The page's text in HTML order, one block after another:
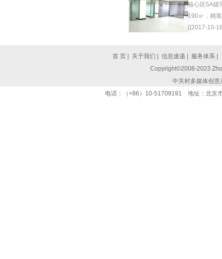
核心区5A级
190㎡，精
([2017-10-
首 页 关于我们 信息速递 服务体系
Copyright©2008-2023
中关村多媒体创
电话：（+86）10-51709191 地址：北京